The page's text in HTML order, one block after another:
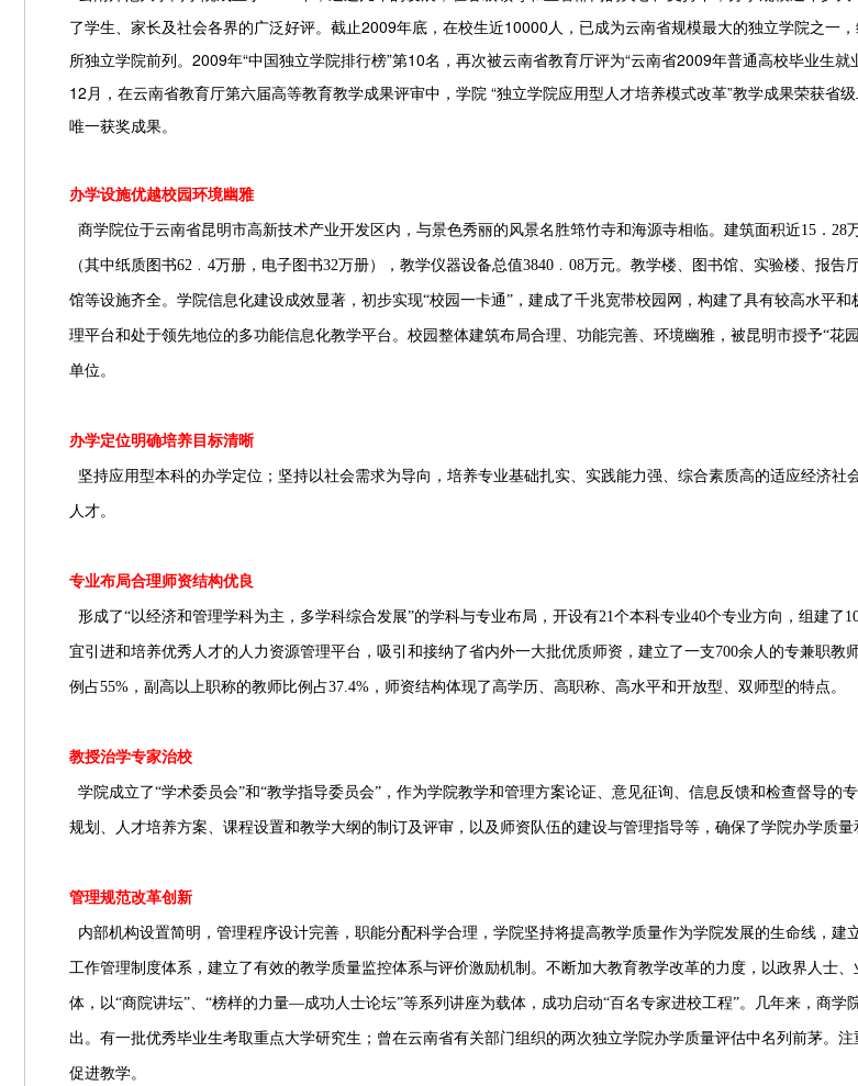
了学生、家长及社会各界的广泛好评。截止2009年底，在校生近10000人，已成为云南省规模最大的独立学院之一
所独立学院前列。 2009年“中国独立学院排行榜”第10名，再次被云南省教育厅评为“云南省2009年普通高校毕业生就
12月，在云南省教育厅第六届高等教育教学成果评审中，学院 “独立学院应用型人才培养模式改革”教学成果荣获省
唯一获奖成果。
办学设施优越校园环境幽雅
商学院位于云南省昆明市高新技术产业开发区内，与景色秀丽的风景名胜筇竹寺和海源寺相临。建筑面积近15 ． 28
（其中纸质图书62 ﹒ 4万册，电子图书32万册），教学仪器设备总值3840 ﹒ 08万元。教学楼、图书馆、实验楼、报告
馆等设施齐全。学院信息化建设成效显著，初步实现“校园一卡通”，建成了千兆宽带校园网，构建了具有较高水平
理平台和处于领先地位的多功能信息化教学平台。校园整体建筑布局合理、功能完善、环境幽雅，被昆明市授予“花
单位。
办学定位明确培养目标清晰
坚持应用型本科的办学定位；坚持以社会需求为导向，培养专业基础扎实、实践能力强、综合素质高的适应经济社
人才。
专业布局合理师资结构优良
形成了“以经济和管理学科为主，多学科综合发展”的学科与专业布局，开设有21个本科专业40个专业方向，组建了
宜引进和培养优秀人才的人力资源管理平台，吸引和接纳了省内外一大批优质师资，建立了一支700余人的专兼职教
例占55% ，副高以上职称的教师比例占37.4% ，师资结构体现了高学历、高职称、高水平和开放型、双师型的特点。
教授治学专家治校
学院成立了“学术委员会”和“教学指导委员会”，作为学院教学和管理方案论证、意见征询、信息反馈和检查督导的
规划、人才培养方案、课程设置和教学大纲的制订及评审，以及师资队伍的建设与管理指导等，确保了学院办学质量
管理规范改革创新
内部机构设置简明，管理程序设计完善，职能分配科学合理，学院坚持将提高教学质量作为学院发展的生命线，建
工作管理制度体系，建立了有效的教学质量监控体系与评价激励机制。不断加大教育教学改革的力度，以政界人士
体，以“商院讲坛”、“榜样的力量—成功人士论坛”等系列讲座为载体，成功启动“百名专家进校工程”。几年来，商学
出。有一批优秀毕业生考取重点大学研究生；曾在云南省有关部门组织的两次独立学院办学质量评估中名列前茅。
促进教学。